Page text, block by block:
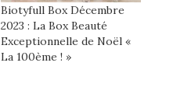
Biotyfull Box Décembre
2023 : La Box Beauté
Exceptionnelle de Noël «
La 100ème ! »